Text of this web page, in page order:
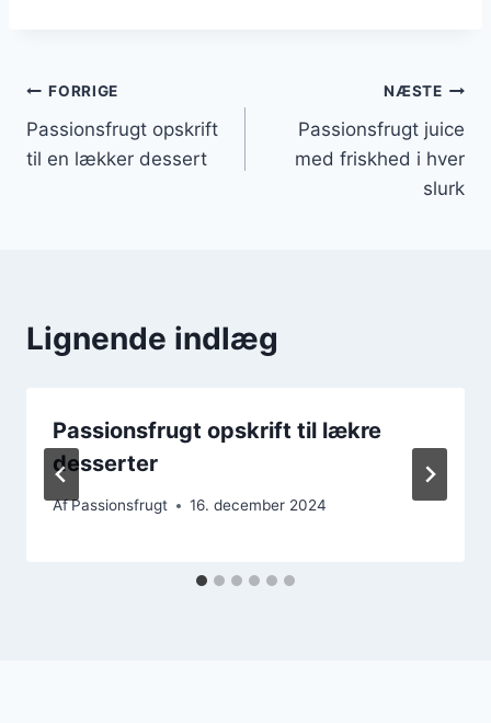
Indlægsnavigation
FORRIGE
Passionsfrugt opskrift
til en lækker dessert
NÆSTE
Passionsfrugt juice
med friskhed i hver
slurk
Lignende indlæg
Passionsfrugt opskrift til lækre
desserter
AfPassionsfrugt 16. december 2024